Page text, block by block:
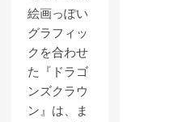
絵画っぽい
グラフィッ
クを合わせ
た『ドラゴ
ンズクラウ
ン』は、ま